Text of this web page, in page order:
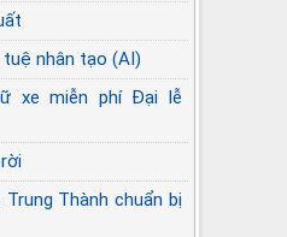
tuệ nhân tạo (AI)
xe miễn phí Đại lễ
Thành chuẩn bị